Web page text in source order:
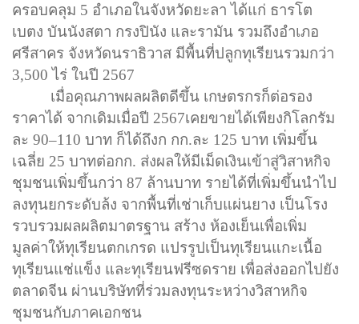
ครอบคลุม 5 อำเภอในจังหวัดยะลา ได้แก่ ธารโต
เบตง บันนังสตา กรงปินัง และรามัน รวมถึงอำเภอ
ศรีสาคร จังหวัดนราธิวาส มีพื้นที่ปลูกทุเรียนรวมกว่า
3,500ไร่ ในปี 2567
เมื่อคุณภาพผลผลิตดีขึ้น เกษตรกรก็ต่อรอง
ราคาได้ จากเดิมเมื่อปี 2567เคยขายได้เพียงกิโลกรัม
ละ 90–110 บาท ก็ได้ถึงก กก.ละ 125 บาท เพิ่มขึ้น
เฉลี่ย 25 บาทต่อกก. ส่งผลให้มีเม็ดเงินเข้าสู่วิสาหกิจ
ชุมชนเพิ่มขึ้นกว่า 87 ล้านบาท รายได้ที่เพิ่มขึ้นนำไป
ลงทุนยกระดับล้ง จากพื้นที่เช่าเก็บแผ่นยาง เป็นโรง
รวบรวมผลผลิตมาตรฐาน สร้าง ห้องเย็นเพื่อเพิ่ม
มูลค่าให้ทุเรียนตกเกรด แปรรูปเป็นทุเรียนแกะเนื้อ
ทุเรียนแช่แข็ง และทุเรียนฟรีซดราย เพื่อส่งออกไปยัง
ตลาดจีน ผ่านบริษัทที่ร่วมลงทุนระหว่างวิสาหกิจ
ชุมชนกับภาคเอกชน